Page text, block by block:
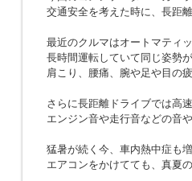
交通安全を考えた時に、長距
最近のクルマはオートマティ
長時間運転していて同じ姿勢
肩こり、腰痛、腕や足や目の
さらに長距離ドライブでは高
エンジン音や走行音などの音
猛暑が続く今、車内熱中症も増
エアコンをかけてても、真夏